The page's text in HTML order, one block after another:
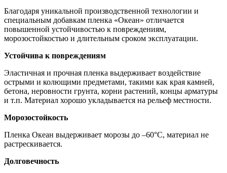
Благодаря уникальной производственной технологии и
специальным добавкам пленка «Океан» отличается
повышенной устойчивостью к повреждениям,
морозостойкостью и длительным сроком эксплуатации.
Устойчива к повреждениям
Эластичная и прочная пленка выдерживает воздействие
острыми и колющими предметами, такими как края камней,
бетона, неровности грунта, корни растений, концы арматуры
и т.п. Материал хорошо укладывается на рельеф местности.
Морозостойкость
Пленка Океан выдерживает морозы до –60°С, материал не
растрескивается.
Долговечность